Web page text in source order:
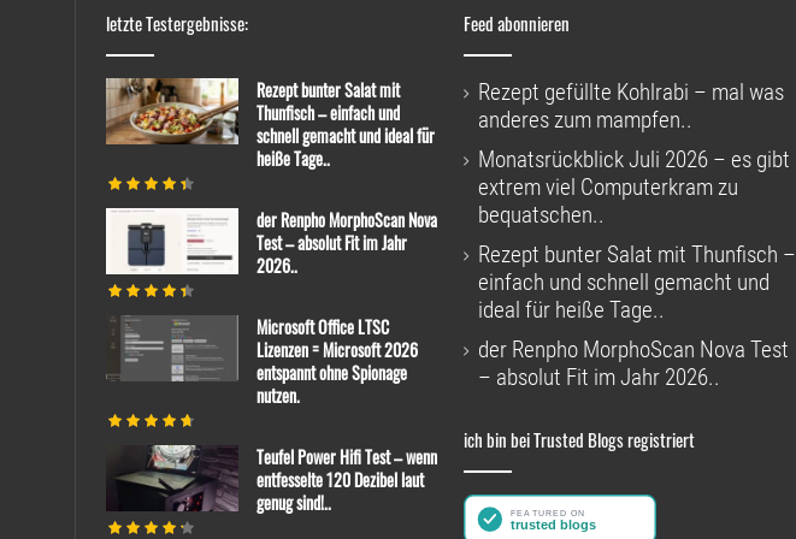
letzte Testergebnisse:
Rezept bunter Salat mit
Thunfisch – einfach und
schnell gemacht und ideal für
heiße Tage..
der Renpho MorphoScan Nova
Test – absolut Fit im Jahr
2026..
Microsoft Office LTSC
Lizenzen = Microsoft 2026
entspannt ohne Spionage
nutzen.
Teufel Power Hifi Test – wenn
entfesselte 120 Dezibel laut
genug sind!..
Feed abonnieren
Rezept gefüllte Kohlrabi – mal was
anderes zum mampfen..
Monatsrückblick Juli 2026 – es gibt
extrem viel Computerkram zu
bequatschen..
Rezept bunter Salat mit Thunfisch –
einfach und schnell gemacht und
ideal für heiße Tage..
der Renpho MorphoScan Nova Test
– absolut Fit im Jahr 2026..
ich bin bei Trusted Blogs registriert